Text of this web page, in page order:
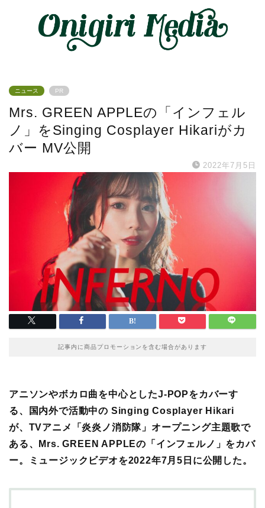
ニュース PR
Mrs. GREEN APPLEの「インフェル
ノ」をSinging Cosplayer Hikariがカ
バー MV公開
2022年7月5日
記事内に商品プロモーションを含む場合があります
アニソンやボカロ曲を中心としたJ-POPをカバーす
る、国内外で活動中の Singing Cosplayer Hikari
が、TVアニメ「炎炎ノ消防隊」オープニング主題歌で
ある、Mrs. GREEN APPLEの「インフェルノ」をカバ
ー。ミュージックビデオを2022年7月5日に公開した。